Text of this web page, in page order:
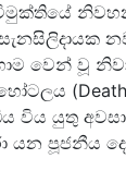
වෙන් වූ
(Death
විය යුතු
යන පූජනීය